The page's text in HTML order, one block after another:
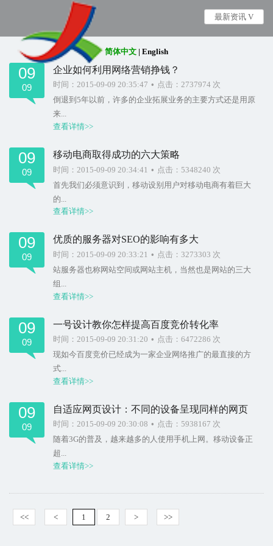
企业如何利用网络营销挣钱？
时间：2015-09-09 20:35:47 • 点击：2737974 次
倒退到5年以前，许多的企业拓展业务的主要方式还是用原
来...
查看详情>>
09
09
移动电商取得成功的六大策略
时间：2015-09-09 20:34:41 • 点击：5348240 次
首先我们必须意识到，移动设别用户对移动电商有着巨大
的...
查看详情>>
09
09
优质的服务器对SEO的影响有多大
时间：2015-09-09 20:33:21 • 点击：3273303 次
站服务器也称网站空间或网站主机，当然也是网站的三大
组...
查看详情>>
09
09
一号设计教你怎样提高百度竞价转化率
时间：2015-09-09 20:31:20 • 点击：6472286 次
现如今百度竞价已经成为一家企业网络推广的最直接的方
式...
查看详情>>
09
09
自适应网页设计：不同的设备呈现同样的网页
时间：2015-09-09 20:30:08 • 点击：5938167 次
随着3G的普及，越来越多的人使用手机上网。移动设备正
超...
查看详情>>
09
09
<< < 1 2 > >>
最新资讯 V
简体中文 | English